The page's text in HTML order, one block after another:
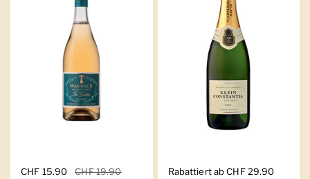
Regulärer Preis
CHF 15.90 Sale-Preis
CHF 19.90 Regulärer Preis
Rabattiert ab CHF 29.90